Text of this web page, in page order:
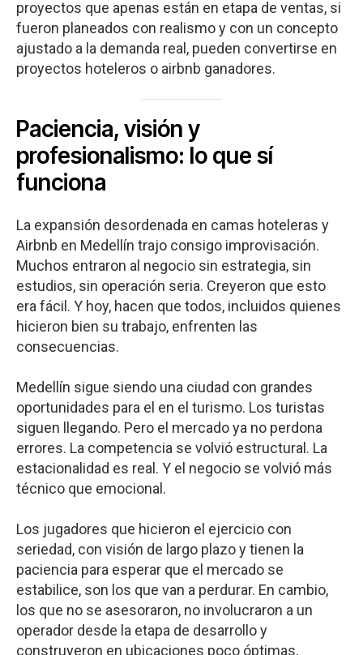
proyectos que apenas están en etapa de ventas, si
fueron planeados con realismo y con un concepto
ajustado a la demanda real, pueden convertirse en
proyectos hoteleros o airbnb ganadores.
Paciencia, visión y
profesionalismo: lo que sí
funciona
La expansión desordenada en camas hoteleras y
Airbnb en Medellín trajo consigo improvisación.
Muchos entraron al negocio sin estrategia, sin
estudios, sin operación seria. Creyeron que esto
era fácil. Y hoy, hacen que todos, incluidos quienes
hicieron bien su trabajo, enfrenten las
consecuencias.
Medellín sigue siendo una ciudad con grandes
oportunidades para el en el turismo. Los turistas
siguen llegando. Pero el mercado ya no perdona
errores. La competencia se volvió estructural. La
estacionalidad es real. Y el negocio se volvió más
técnico que emocional.
Los jugadores que hicieron el ejercicio con
seriedad, con visión de largo plazo y tienen la
paciencia para esperar que el mercado se
estabilice, son los que van a perdurar. En cambio,
los que no se asesoraron, no involucraron a un
operador desde la etapa de desarrollo y
construyeron en ubicaciones poco óptimas,